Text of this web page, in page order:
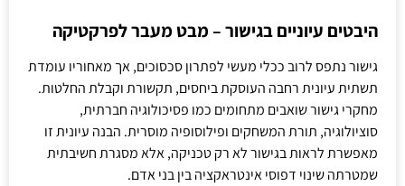
היבטים עיוניים בגישור – מבט מעבר לפרקטיקה
גישור נתפס לרוב ככלי מעשי לפתרון סכסוכים, אך מאחוריו עומדת
תשתית עיונית רחבה העוסקת ביחסים, תקשורת וקבלת החלטות.
מחקרי גישור שואבים מתחומים כמו פסיכולוגיה חברתית,
סוציולוגיה, תורת המשחקים ופילוסופיה מוסרית. הבנה עיונית זו
מאפשרת לראות בגישור לא רק טכניקה, אלא מסגרת חשיבתית
שמטרתה שינוי דפוסי אינטראקציה בין בני אדם.